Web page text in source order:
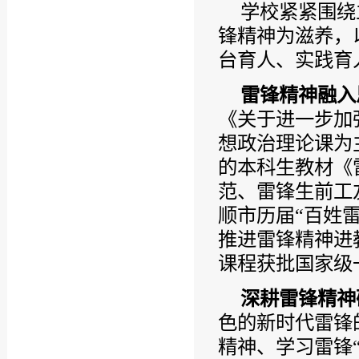
学校紧紧围
锋精神为滋养
台育人、实践
雷锋精神融
《关于进一步
想政治理论课
的本科生教材
范、雷锋生前
顺市历届“百姓
推进雷锋精神
课程获批国家
深耕雷锋精
色的新时代雷锋
精神、学习雷锋